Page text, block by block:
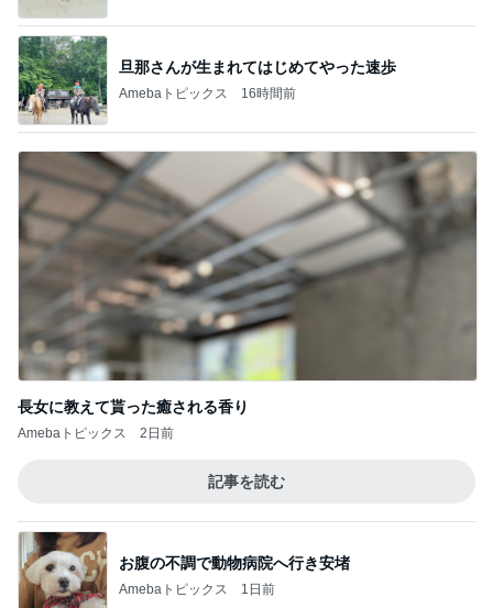
旦那さんが生まれてはじめてやった速歩
Amebaトピックス 16時間前
長女に教えて貰った癒される香り
Amebaトピックス 2日前
記事を読む
お腹の不調で動物病院へ行き安堵
Amebaトピックス 1日前